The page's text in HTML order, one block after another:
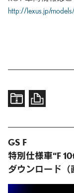
http://lexus.jp/
GS F
特別仕様車“F
ダウンロード（